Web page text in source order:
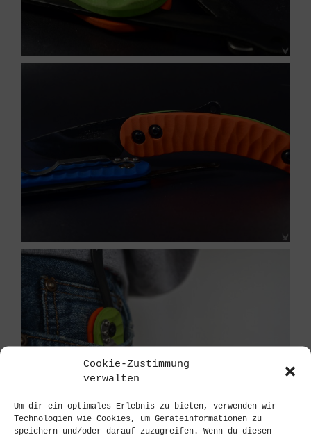
Cookie-Zustimmung
verwalten
Um dir ein optimales Erlebnis zu bieten, verwenden wir
Technologien wie Cookies, um Geräteinformationen zu
speichern und/oder darauf zuzugreifen. Wenn du diesen